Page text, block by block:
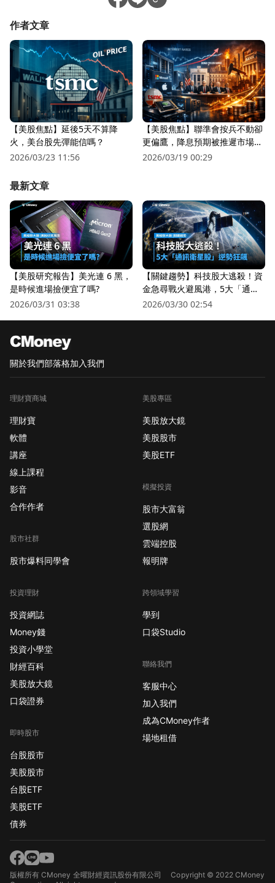
作者文章
【美股焦點】延後5天不算降
火，美台股先彈能信嗎？
2026/03/23 11:56
【美股焦點】聯準會按兵不動卻
更偏鷹，降息預期被推遲市場越
來越怕？
2026/03/19 00:29
最新文章
【美股研究報告】美光連 6 黑，
是時候進場撿便宜了嗎?
2026/03/31 03:38
【關鍵趨勢】科技股大逃殺！資
金急尋戰火避風港，5大「通訊
衛星股」逆勢狂飆
2026/03/30 02:54
關於我們部落格加入我們
理財寶商城
理財寶
軟體
講座
線上課程
影音
合作作者
股市社群
股市爆料同學會
投資理財
投資網誌
Money錢
投資小學堂
財經百科
美股放大鏡
口袋證券
即時股市
台股股市
美股股市
台股ETF
美股ETF
債券
美股專區
美股放大鏡
美股股市
美股ETF
模擬投資
股市大富翁
選股網
雲端控股
報明牌
跨領域學習
學到
口袋Studio
聯絡我們
客服中心
加入我們
成為CMoney作者
場地租借
版權所有 CMoney 全曜財經資訊股份有限公司Copyright © 2022 CMoney